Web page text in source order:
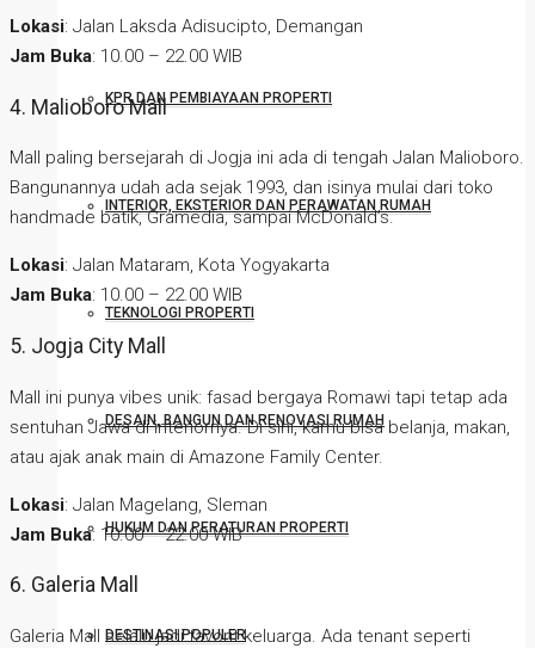
KPR DAN PEMBIAYAAN PROPERTI
INTERIOR, EKSTERIOR DAN PERAWATAN RUMAH
TEKNOLOGI PROPERTI
DESAIN, BANGUN DAN RENOVASI RUMAH
HUKUM DAN PERATURAN PROPERTI
DESTINASI POPULER
Lokasi: Jalan Laksda Adisucipto, Demangan
Jam Buka: 10.00 – 22.00 WIB
4. Malioboro Mall
Mall paling bersejarah di Jogja ini ada di tengah Jalan Malioboro.
Bangunannya udah ada sejak 1993, dan isinya mulai dari toko
handmade batik, Gramedia, sampai McDonald’s.
Lokasi: Jalan Mataram, Kota Yogyakarta
Jam Buka: 10.00 – 22.00 WIB
5. Jogja City Mall
Mall ini punya vibes unik: fasad bergaya Romawi tapi tetap ada
sentuhan Jawa di interiornya. Di sini, kamu bisa belanja, makan,
atau ajak anak main di Amazone Family Center.
Lokasi: Jalan Magelang, Sleman
Jam Buka: 10.00 – 22.00 WIB
6. Galeria Mall
Galeria Mall selalu jadi favorit keluarga. Ada tenant seperti